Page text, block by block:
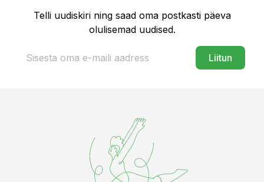
Telli uudiskiri ning saad oma postkasti päeva
olulisemad uudised.
Liitun